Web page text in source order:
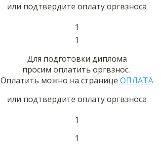
или подтвердите оплату оргвзноса
1
1
Для подготовки диплома
просим оплатить оргвзнос.
Оплатить можно на странице ОПЛАТА
или подтвердите оплату оргвзноса
1
1